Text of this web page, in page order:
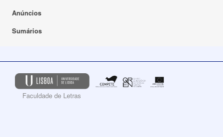
Anúncios
Sumários
Faculdade de Letras